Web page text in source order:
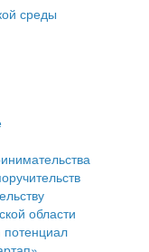
округа
малого и
среды
области